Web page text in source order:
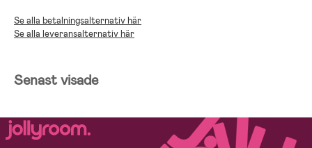
Se alla betalningsalternativ här
Se alla leveransalternativ här
Senast visade